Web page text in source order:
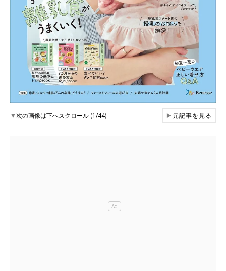
▼次の画像は下へスクロール (1/44) ▶元記事を見る